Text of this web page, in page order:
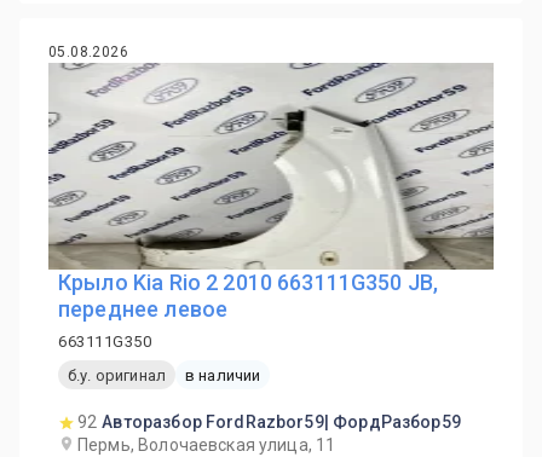
05.08.2026
Крыло Kia Rio 2 2010 663111G350 JB,
переднее левое
663111G350
б.у. оригинал
в наличии
92 Авторазбор FordRazbor59| ФордРазбор59
Пермь, Волочаевская улица, 11